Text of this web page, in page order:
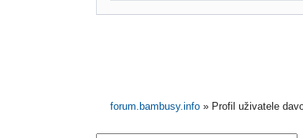
forum.bambusy.info » Profil uživatele